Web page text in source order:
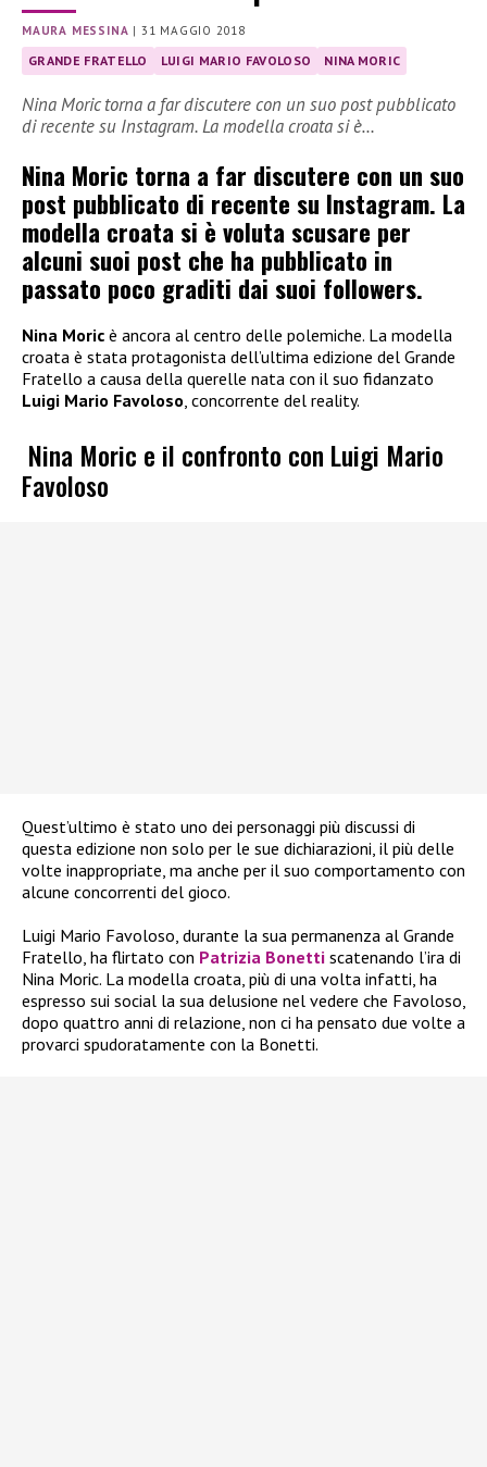
MAURA MESSINA | 31 MAGGIO 2018
GRANDE FRATELLO LUIGI MARIO FAVOLOSO NINA MORIC
Nina Moric torna a far discutere con un suo post pubblicato
di recente su Instagram. La modella croata si è…
Nina Moric torna a far discutere con un suo
post pubblicato di recente su Instagram. La
modella croata si è voluta scusare per
alcuni suoi post che ha pubblicato in
passato poco graditi dai suoi followers.
Nina Moric è ancora al centro delle polemiche. La modella
croata è stata protagonista dell’ultima edizione del Grande
Fratello a causa della querelle nata con il suo fidanzato
Luigi Mario Favoloso , concorrente del reality.
Nina Moric e il confronto con Luigi Mario
Favoloso
Quest’ultimo è stato uno dei personaggi più discussi di
questa edizione non solo per le sue dichiarazioni, il più delle
volte inappropriate, ma anche per il suo comportamento con
alcune concorrenti del gioco.
Luigi Mario Favoloso, durante la sua permanenza al Grande
Fratello, ha flirtato con Patrizia Bonetti scatenando l’ira di
Nina Moric. La modella croata, più di una volta infatti, ha
espresso sui social la sua delusione nel vedere che Favoloso,
dopo quattro anni di relazione, non ci ha pensato due volte a
provarci spudoratamente con la Bonetti.